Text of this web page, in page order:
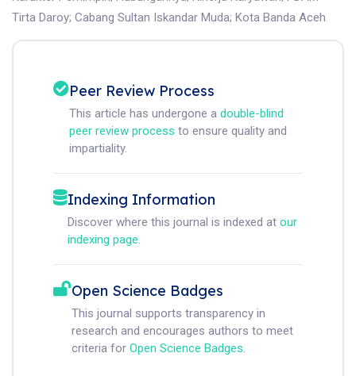
Tirta Daroy; Cabang Sultan Iskandar Muda; Kota Banda Aceh
Peer Review Process
This article has undergone a double-blind
peer review process to ensure quality and
impartiality.
Indexing Information
Discover where this journal is indexed at our
indexing page.
Open Science Badges
This journal supports transparency in
research and encourages authors to meet
criteria for Open Science Badges.